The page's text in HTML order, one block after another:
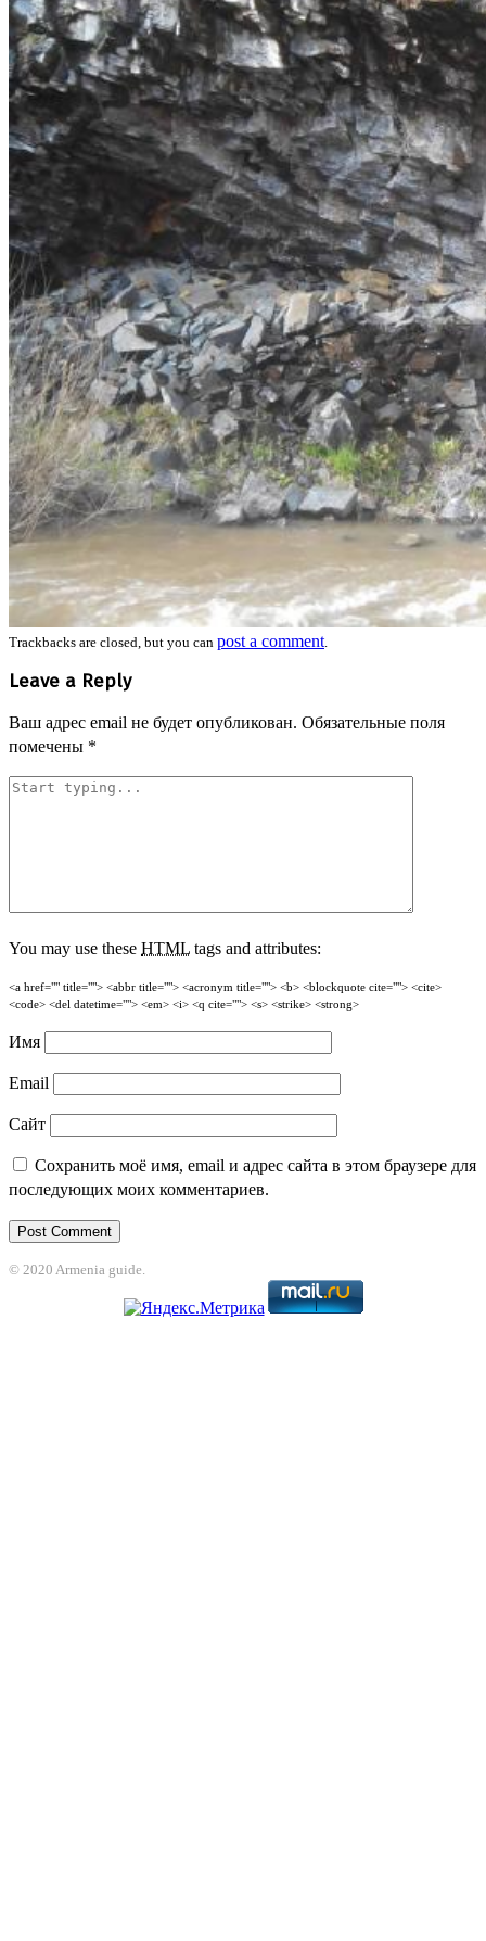
Trackbacks are closed, but you can post a comment.
Leave a Reply
Ваш адрес email не будет опубликован. Обязательные поля
помечены *
You may use these HTML tags and attributes:
<a href="" title=""> <abbr title=""> <acronym title=""> <b> <blockquote cite=""> <cite>
<code> <del datetime=""> <em> <i> <q cite=""> <s> <strike> <strong>
Имя
Email
Сайт
Сохранить моё имя, email и адрес сайта в этом браузере для
последующих моих комментариев.
© 2020 Armenia guide.